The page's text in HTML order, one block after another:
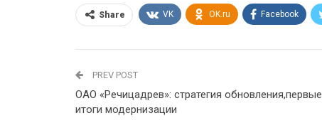
Share VK OK.ru Facebook
PREV POST
ОАО «Речицадрев»: стратегия обновления,первые
итоги модернизации